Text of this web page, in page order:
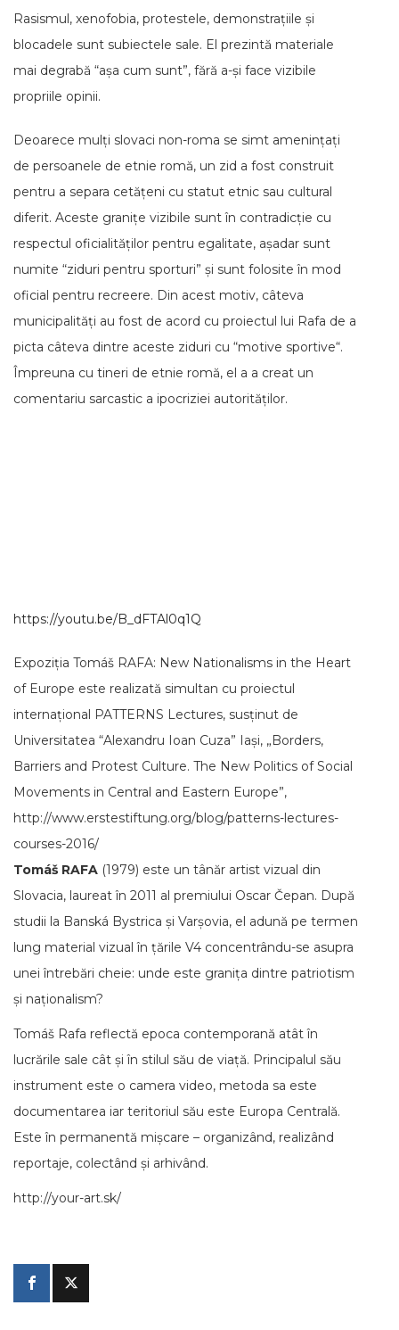
Rasismul, xenofobia, protestele, demonstrațiile și
blocadele sunt subiectele sale. El prezintă materiale
mai degrabă “așa cum sunt”, fără a-și face vizibile
propriile opinii.
Deoarece mulți slovaci non-roma se simt amenințați
de persoanele de etnie romă, un zid a fost construit
pentru a separa cetățeni cu statut etnic sau cultural
diferit. Aceste granițe vizibile sunt în contradicție cu
respectul oficialităților pentru egalitate, așadar sunt
numite “ziduri pentru sporturi” și sunt folosite în mod
oficial pentru recreere. Din acest motiv, câteva
municipalități au fost de acord cu proiectul lui Rafa de a
picta câteva dintre aceste ziduri cu “motive sportive“.
Împreuna cu tineri de etnie romă, el a a creat un
comentariu sarcastic a ipocriziei autorităților.
https://youtu.be/B_dFTAl0q1Q
Expoziția Tomáš RAFA: New Nationalisms in the Heart
of Europe este realizată simultan cu proiectul
internațional PATTERNS Lectures, susținut de
Universitatea “Alexandru Ioan Cuza” Iași, „Borders,
Barriers and Protest Culture. The New Politics of Social
Movements in Central and Eastern Europe”,
http://www.erstestiftung.org/blog/patterns-lectures-
courses-2016/
Tomáš RAFA (1979) este un tânăr artist vizual din
Slovacia, laureat în 2011 al premiului Oscar Čepan. După
studii la Banská Bystrica și Varșovia, el adună pe termen
lung material vizual în țările V4 concentrându-se asupra
unei întrebări cheie: unde este granița dintre patriotism
și naționalism?
Tomáš Rafa reflectă epoca contemporană atât în
lucrările sale cât și în stilul său de viață. Principalul său
instrument este o camera video, metoda sa este
documentarea iar teritoriul său este Europa Centrală.
Este în permanentă mișcare – organizând, realizând
reportaje, colectând și arhivând.
http://your-art.sk/